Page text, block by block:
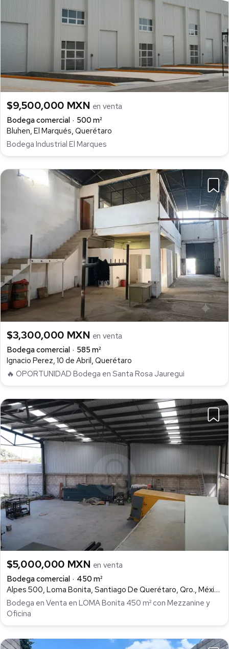
$9,500,000 MXN en venta
Bodega comercial
500 m²
Bluhen, El Marqués, Querétaro
Bodega Industrial El Marques
$3,300,000 MXN en venta
Bodega comercial
585 m²
Ignacio Perez, 10 de Abril, Querétaro
🔥 OPORTUNIDAD Bodega en Santa Rosa Jauregui
$5,000,000 MXN en venta
Bodega comercial
450 m²
Alpes 500, Loma Bonita, Santiago De Querétaro, Qro., México, Loma Bonita, Querétaro
Bodega en Venta en LOMA Bonita 450 m² con Mezzanine y
Oficina